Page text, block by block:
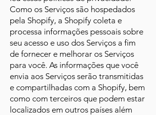
Como os Serviços são hospedados
pela Shopify, a Shopify coleta e
processa informações pessoais sobre
seu acesso e uso dos Serviços a fim
de fornecer e melhorar os Serviços
para você. As informações que você
envia aos Serviços serão transmitidas
e compartilhadas com a Shopify, bem
como com terceiros que podem estar
localizados em outros países além